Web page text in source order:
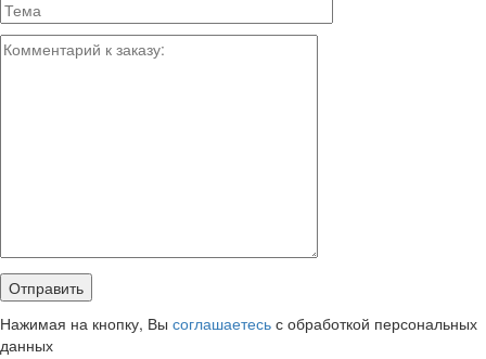
Нажимая на кнопку, Вы соглашаетесь с обработкой персональных
данных